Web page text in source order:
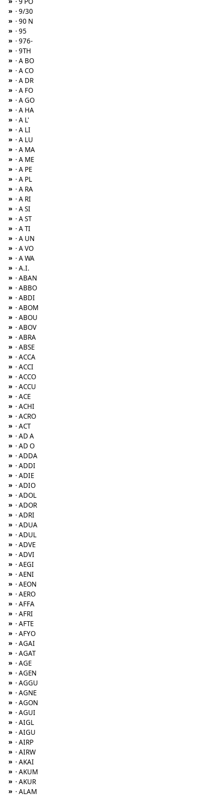
» · 9/30
» · 90 N
» · 95
» · 976-
» · 9TH
» · A BO
» · A CO
» · A DR
» · A FO
» · A GO
» · A HA
» · A L'
» · A LI
» · A LU
» · A MA
» · A ME
» · A PE
» · A PL
» · A RA
» · A RI
» · A SI
» · A ST
» · A TI
» · A UN
» · A VO
» · A WA
» · A.I.
» · ABAN
» · ABBO
» · ABDI
» · ABOM
» · ABOU
» · ABOV
» · ABRA
» · ABSE
» · ACCA
» · ACCI
» · ACCO
» · ACCU
» · ACE
» · ACHI
» · ACRO
» · ACT
» · AD A
» · AD O
» · ADDA
» · ADDI
» · ADIE
» · ADIO
» · ADOL
» · ADOR
» · ADRI
» · ADUA
» · ADUL
» · ADVE
» · ADVI
» · AEGI
» · AENI
» · AEON
» · AERO
» · AFFA
» · AFRI
» · AFTE
» · AFYO
» · AGAI
» · AGAT
» · AGE
» · AGEN
» · AGGU
» · AGNE
» · AGON
» · AGUI
» · AIGL
» · AIGU
» · AIRP
» · AIRW
» · AKAI
» · AKUM
» · AKUR
» · ALAM